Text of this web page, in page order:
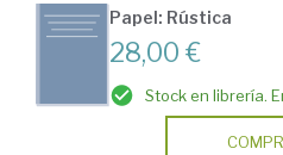
Papel: Rústica
28,00 €
Stock en librería.